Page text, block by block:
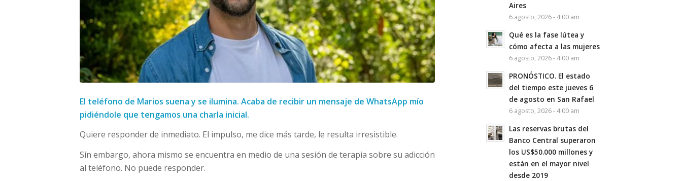
El teléfono de Marios suena y se ilumina. Acaba de recibir un mensaje de WhatsApp mío
pidiéndole que tengamos una charla inicial.
Quiere responder de inmediato. El impulso, me dice más tarde, le resulta irresistible.
Sin embargo, ahora mismo se encuentra en medio de una sesión de terapia sobre su adicción
al teléfono. No puede responder.
Aires
6 agosto, 2026 - 4:00 am
Qué es la fase lútea y
cómo afecta a las mujeres
6 agosto, 2026 - 4:00 am
PRONÓSTICO. El estado
del tiempo este jueves 6
de agosto en San Rafael
6 agosto, 2026 - 4:00 am
Las reservas brutas del
Banco Central superaron
los US$50.000 millones y
están en el mayor nivel
desde 2019